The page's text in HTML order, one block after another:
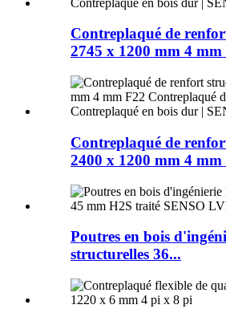
Contreplaqué de
2745 x 1200 mm 4 mm
Contreplaqué de
2400 x 1200 mm 4 mm
Poutres en bois
structurelles 36...